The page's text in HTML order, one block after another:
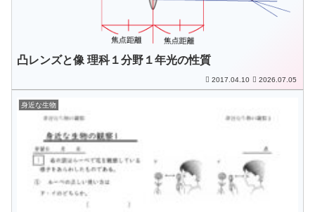
凸レンズと像 理科１分野１年光の性質
2017.04.10 2026.07.05
身近な生物